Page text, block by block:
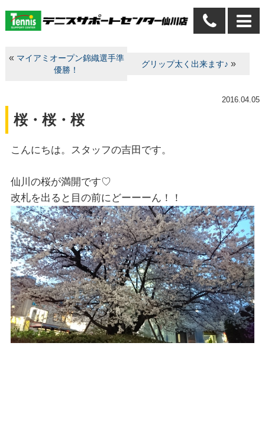
« マイアミオープン錦織選手準
優勝！
グリップ太く出来ます♪ »
2016.04.05
桜・桜・桜
こんにちは。スタッフの吉田です。
仙川の桜が満開です♡
改札を出ると目の前にどーーーん！！